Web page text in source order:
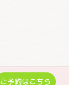
ご予約はこちら